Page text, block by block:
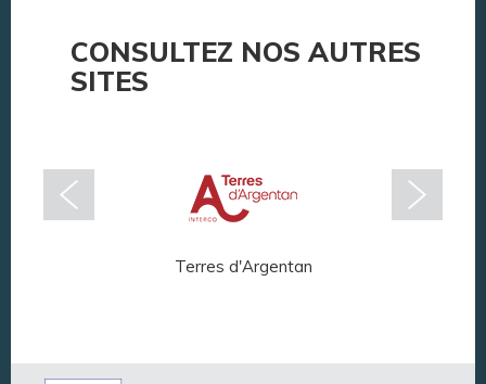
CONSULTEZ NOS AUTRES
SITES
Terres d'Argentan